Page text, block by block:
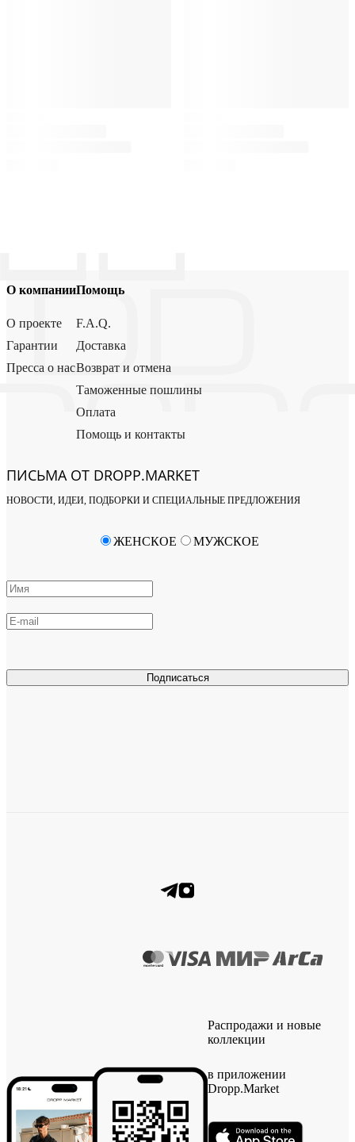
О компании
О проекте
Гарантии
Пресса о нас
Помощь
F.A.Q.
Доставка
Возврат и отмена
Таможенные пошлины
Оплата
Помощь и контакты
ПИСЬМА ОТ DROPP.MARKET
НОВОСТИ, ИДЕИ, ПОДБОРКИ И СПЕЦИАЛЬНЫЕ ПРЕДЛОЖЕНИЯ
Подписаться
ЖЕНСКОЕ МУЖСКОЕ
Распродажи и новые
коллекции
в приложении
Dropp.Market